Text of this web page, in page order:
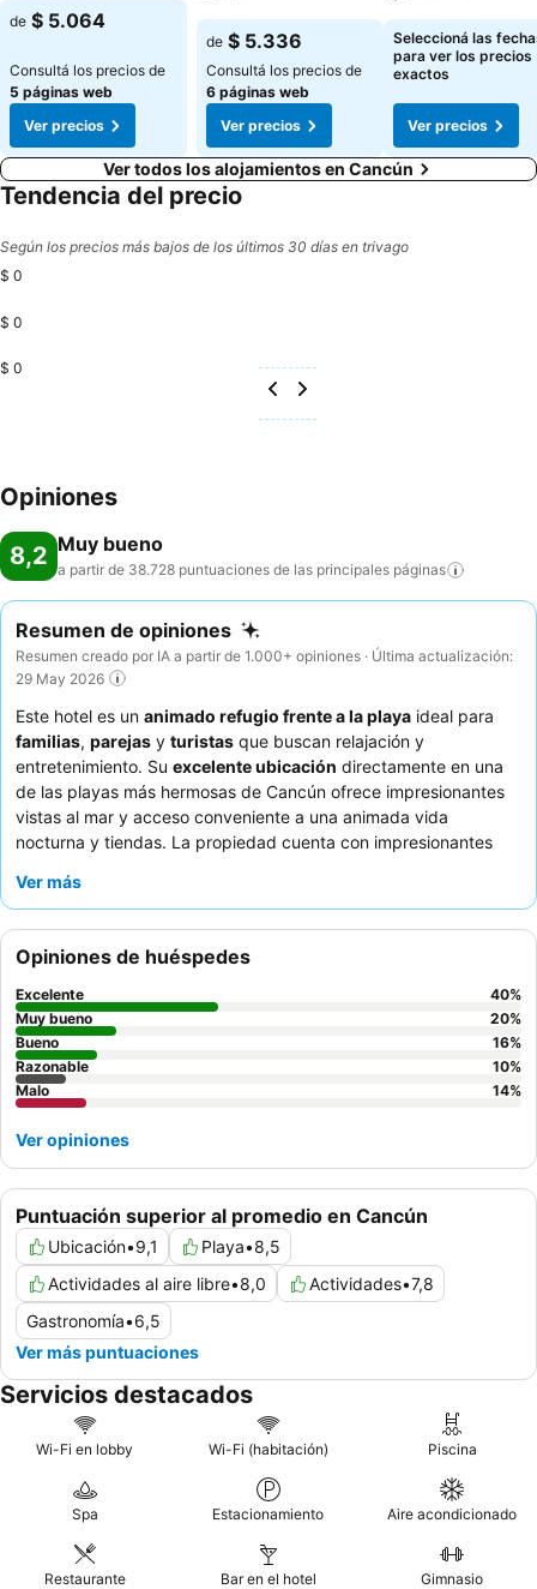
de $ 5.064
Consultá los precios de
5 páginas web
Ver precios
de $ 5.336
Consultá los precios de
6 páginas web
Ver precios
Seleccioná las
para ver los precios
exactos
Ver precios
Ver todos los alojamientos en Cancún
Tendencia del precio
Según los precios más bajos de los últimos 30 días en trivago
$ 0
$ 0
$ 0
Opiniones
8,2 Muy bueno
a partir de 38.728 puntuaciones de las principales páginas
Resumen de opiniones
Resumen creado por IA a partir de 1.000+ opiniones · Última actualización:
29 May 2026
Este hotel es un animado refugio frente a la playa ideal para
familias, parejas y turistas que buscan relajación y
entretenimiento. Su excelente ubicación directamente en una
de las playas más hermosas de Cancún ofrece impresionantes
vistas al mar y acceso conveniente a una animada vida
nocturna y tiendas. La propiedad cuenta con impresionantes
particularmente las opciones japonesa e italiana, que ofrecen
huéspedes destacan constantemente al
amable y excepcionalmente servicial
máximo para garantizar la satisfacción. Para una experiencia
verdaderamente mejorada, considere reservar una habitación
en un
Ver más
Puntuación superior al promedio en Cancún
Ubicación•9,1 Playa•8,5
Actividades al aire libre•8,0 Actividades•7,8
Gastronomía•6,5
Ver más puntuaciones
Opiniones de huéspedes
Excelente 40%
Muy bueno
20%
Bueno
16%
Razonable
10%
Malo
14%
Ver opiniones
Servicios destacados
Wi-Fi en lobby Wi-Fi (habitación) Piscina
Spa Estacionamiento Aire acondicionado
Restaurante Bar en el hotel Gimnasio